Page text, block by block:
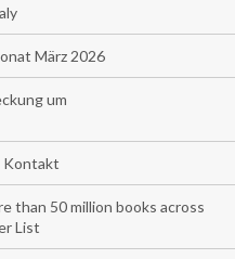
März 2026
um
Kontakt
than 50 million books across
List